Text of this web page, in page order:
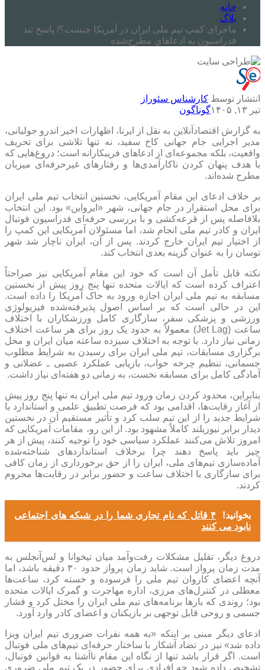
خانه
بلاگ
ماجرای کمپ تیم ملی ایران در آمریکا چیست؟/ پاسخ تند
فدراسیون به ادعاهای مطرح‌شده
انتشار توسط کارشناس سئوراز
تیر ۱۳, ۱۴۰۵
گوناگون
به گزارش اقتصادآنلاین به نقل از ایرنا، اظهارات اخیر اندرو جولیانی،
مدیر اجرایی جام جهانی کاخ سفید، نه تنها تلاشی برای تحریف
واقعیت، بلکه مجموعه‌ای از ادعا‌های فریبکارانه است؛ دروغ‌هایی که
با هدف پنهان کردن ناکارآمدی‌ها و رفتار‌های غیرحرفه‌ای میزبان
مطرح شده‌اند.
بر خلاف ادعای این مقام آمریکایی، نخستین انتخاب تیم ملی ایران
برای محل استقرار در جام جهانی، شهر «ایرواین» بود. این انتخاب
بلافاصله پس از قرعه‌کشی و با بررسی حرفه‌ای فدراسیون فوتبال
ایران و کادر تیم ملی انجام شد، اما مسئولان آمریکایی این کمپ را
از اختیار تیم ایران خارج کردند. پس از آن، ایران ناچار شد شهر
توسان را به عنوان گزینه بعدی انتخاب کند.
نکته قابل تأمل آن است که خود این مقام آمریکایی نیز صراحتاً
اعتراف کرده است که ایالات متحده تنها پنج روز پیش از نخستین
مسابقه به تیم ملی ایران اجازه ورود به خاک آمریکا را داده است.
این در حالی است که بر اساس اصول پذیرفته‌شده فیزیولوژی
ورزشی و پزشکی سفر، سازگاری کامل ورزشکاران با اختلاف
ساعت (Jet Lag) معمولاً به حدود یک روز برای هر ساعت اختلاف
زمانی نیاز دارد. با توجه به اختلاف سیزده ساعته میان ایران و محل
برگزاری مسابقات، تیم ملی ایران برای رسیدن به شرایط مطلوب
جسمانی، تنظیم چرخه خواب، بازیابی عملکرد عصبی ـ عضلانی و
آمادگی کامل برای مسابقه نخست، به زمانی دو هفته‌ای نیاز داشت.
بنابراین، محدود کردن زمان ورود تیم ملی ایران به تنها پنج روز پیش
از آغاز رقابت‌ها، اقدامی بود که فرصت تطبیق علمی و استاندارد با
شرایط جدید را از این تیم سلب کرد و تأثیر مستقیم آن در نخستین
دیدار برابر نیوزیلند کاملاً مشهود بود. از این رو، مقامات آمریکایی که
امروز تلاش می‌کنند عملکرد سیاسی خود را توجیه کنند، پیش از هر
چیز باید پاسخ دهند چرا برخلاف استاندارد‌های شناخته‌شده
آماده‌سازی تیم‌های ملی، ایران را از حق برخورداری از زمان کافی
برای سازگاری با اختلاف ساعت و حضور برابر در رقابت‌ها محروم
کردند.
بخوانید!
۴ قاتل که نام تجاری شما را در شبکه های اجتماعی
نابود می کنند
دروغ دیگر، تقلیل مشکلات رفت‌وآمد میان تیخوانا و لس‌آنجلس به
مدت زمان پرواز است. شاید زمان پرواز حدود ۳۰ دقیقه باشد، اما
آنچه اعضای کاروان تیم ملی را فرسوده و خسته کرد، ساعت‌ها
معطلی در کنترل‌های مرزی، اداره مهاجرت و گمرک ایالات متحده
بود؛ روندی که بار‌ها برنامه‌های تیم ملی ایران را مختل کرد و فشار
جسمی و روحی قابل توجهی بر بازیکنان و اعضای کادر وارد آورد.
ادعای دیگر مبنی بر اینکه «به همه نفرات ضروری تیم ایران ویزا
داده شد» نیز در تضاد آشکار با ساختار حرفه‌ای تیم‌های ملی فوتبال
است. اگر قرار باشد تنها از نگاه این مقام ناآشنا به قوانین فوتبال،
تشخیص داده شود چه افرادی برای حضور در یک تیم ملی ضروری